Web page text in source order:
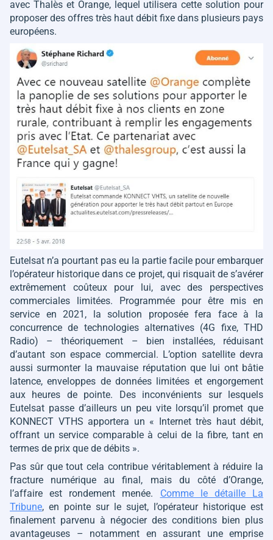
avec Thalès et Orange, lequel utilisera cette solution pour
proposer des offres très haut débit fixe dans plusieurs pays
européens.
Eutelsat n’a pourtant pas eu la partie facile pour embarquer
l’opérateur historique dans ce projet, qui risquait de s’avérer
extrêmement coûteux pour lui, avec des perspectives
commerciales limitées. Programmée pour être mis en
service en 2021, la solution proposée fera face à la
concurrence de technologies alternatives (4G fixe, THD
Radio) – théoriquement – bien installées, réduisant
d’autant son espace commercial. L’option satellite devra
aussi surmonter la mauvaise réputation que lui ont bâtie
latence, enveloppes de données limitées et engorgement
aux heures de pointe. Des inconvénients sur lesquels
Eutelsat passe d’ailleurs un peu vite lorsqu’il promet que
KONNECT VTHS apportera un « Internet très haut débit,
offrant un service comparable à celui de la fibre, tant en
termes de prix que de débits ».
Pas sûr que tout cela contribue véritablement à réduire la
fracture numérique au final, mais du côté d’Orange,
l’affaire est rondement menée. Comme le détaille La
Tribune, en pointe sur le sujet, l’opérateur historique est
finalement parvenu à négocier des conditions bien plus
avantageuses – notamment en assurant une emprise